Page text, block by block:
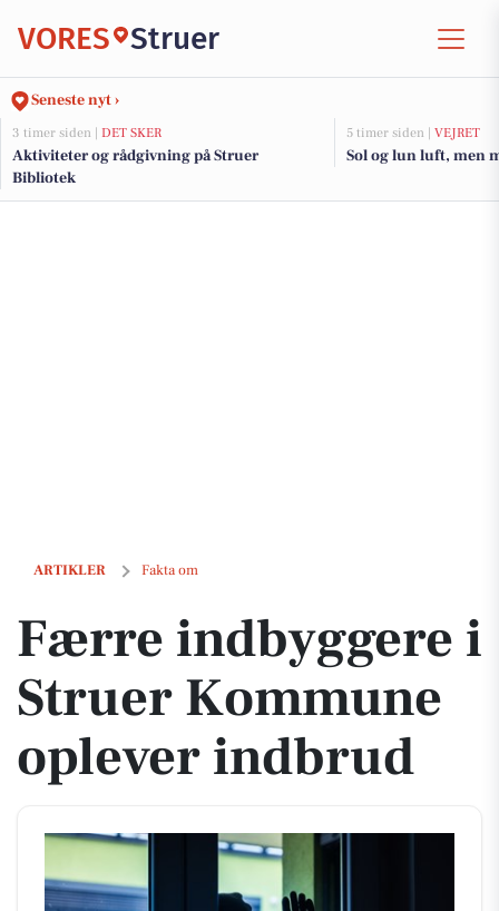
VORES Struer
Seneste nyt ›
3 timer siden | DET SKER
Aktiviteter og rådgivning på Struer
Bibliotek
5 timer siden | VEJRET
Sol og lun luft, men
ARTIKLER Fakta om
Færre indbyggere i Struer Kommune oplever indbrud
Færre indbyggere i
Struer Kommune
oplever indbrud